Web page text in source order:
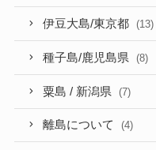
伊豆大島/東京都 (13)
種子島/鹿児島県 (8)
粟島 / 新潟県 (7)
離島について (4)